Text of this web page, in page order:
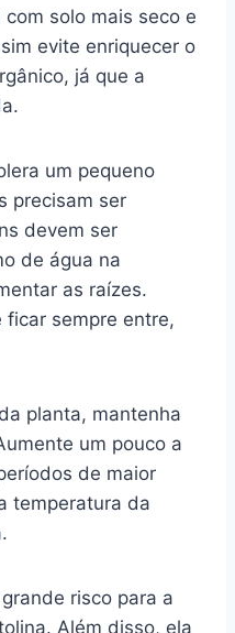
solo mais seco e
evite enriquecer o
já que a
um pequeno
precisam ser
devem ser
de água na
as raízes.
ficar sempre entre,
planta, mantenha
um pouco a
de maior
temperatura da
risco para a
Além disso, ela